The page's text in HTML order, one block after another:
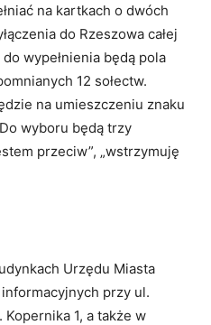
na kartkach o dwóch
do Rzeszowa całej
wypełnienia będą pola
12 sołectw.
na umieszczeniu znaku
wyboru będą trzy
przeciw”, „wstrzymuję
Urzędu Miasta
przy ul.
Kopernika 1, a także w